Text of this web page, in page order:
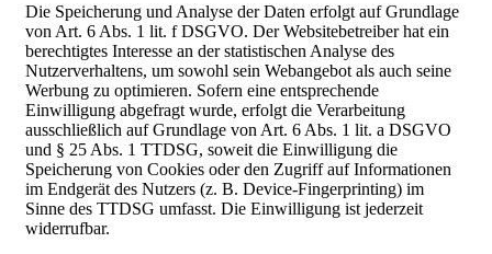
Die Speicherung und Analyse der Daten erfolgt auf Grundlage
von Art. 6 Abs. 1 lit. f DSGVO. Der Websitebetreiber hat ein
berechtigtes Interesse an der statistischen Analyse des
Nutzerverhaltens, um sowohl sein Webangebot als auch seine
Werbung zu optimieren. Sofern eine entsprechende
Einwilligung abgefragt wurde, erfolgt die Verarbeitung
ausschließlich auf Grundlage von Art. 6 Abs. 1 lit. a DSGVO
und § 25 Abs. 1 TTDSG, soweit die Einwilligung die
Speicherung von Cookies oder den Zugriff auf Informationen
im Endgerät des Nutzers (z. B. Device-Fingerprinting) im
Sinne des TTDSG umfasst. Die Einwilligung ist jederzeit
widerrufbar.